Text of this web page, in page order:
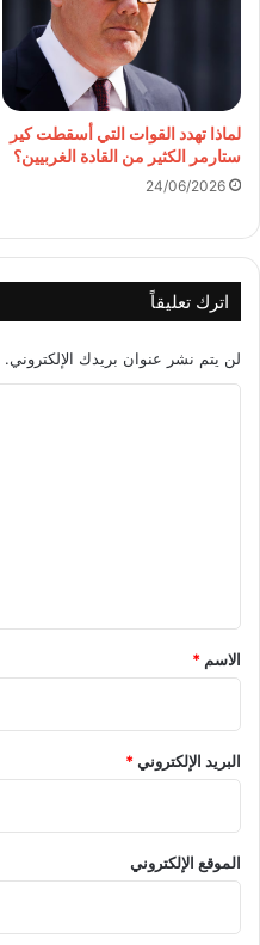
لماذا تهدد القوات التي أسقطت كير
ستارمر الكثير من القادة الغربيين؟
24/06/2026
اترك تعليقاً
لن يتم نشر عنوان بريدك الإلكتروني.
*
الاسم *
البريد الإلكتروني*
الموقع الإلكتروني